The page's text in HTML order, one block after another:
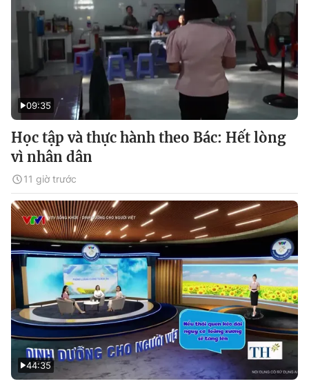
09:35
Học tập và thực hành theo Bác: Hết lòng
vì nhân dân
11 giờ trước
44:35